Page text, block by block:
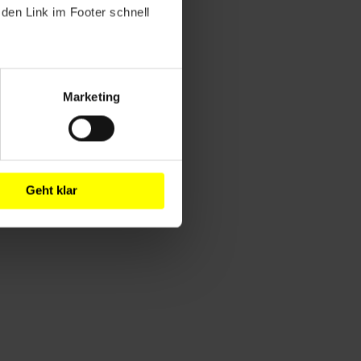
Link im Footer schnell
Marketing
Geht klar